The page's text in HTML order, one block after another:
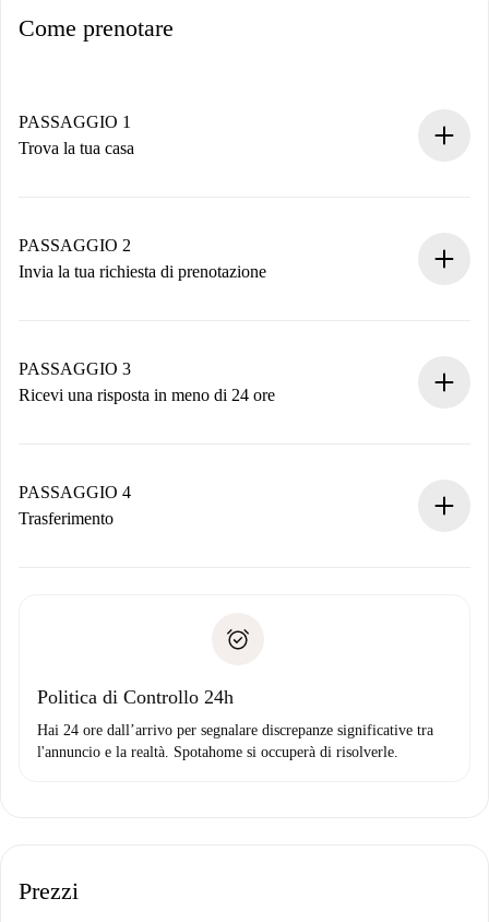
Come prenotare
PASSAGGIO 1
Trova la tua casa
Hai tutte le informazioni necessarie in anticipo.
PASSAGGIO 2
Invia la tua richiesta di prenotazione
non accetta.
PASSAGGIO 3
Ricevi una risposta in meno di 24 ore
contatto con il proprietario.
Se rifiutata: non ti addebiteremo nulla e ti proporremo
Domiciliazione del pagamento
PASSAGGIO 4
Trasferimento
solo se non segnali problemi.
Politica di Controllo 24h
Hai 24 ore dall’arrivo per segnalare discrepanze significative tra
l'annuncio e la realtà. Spotahome si occuperà di risolverle.
Prezzi